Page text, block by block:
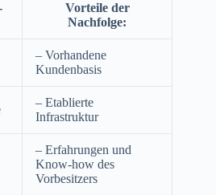
Vorteile der
Nachfolge:
– Vorhandene
Kundenbasis
– Etablierte
Infrastruktur
– Erfahrungen und
Know-how des
Vorbesitzers